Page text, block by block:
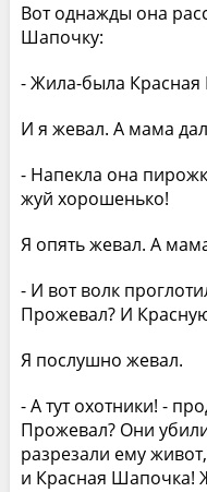
Вот однажды она
Шапочку:
- Жила-была Красная
И я жевал. А мама
- Напекла она
жуй хорошенько!
Я опять жевал. А
- И вот волк
Прожевал? И
Я послушно жевал.
- А тут охотники! -
Прожевал? Они
разрезали ему
и Красная Шапочка!